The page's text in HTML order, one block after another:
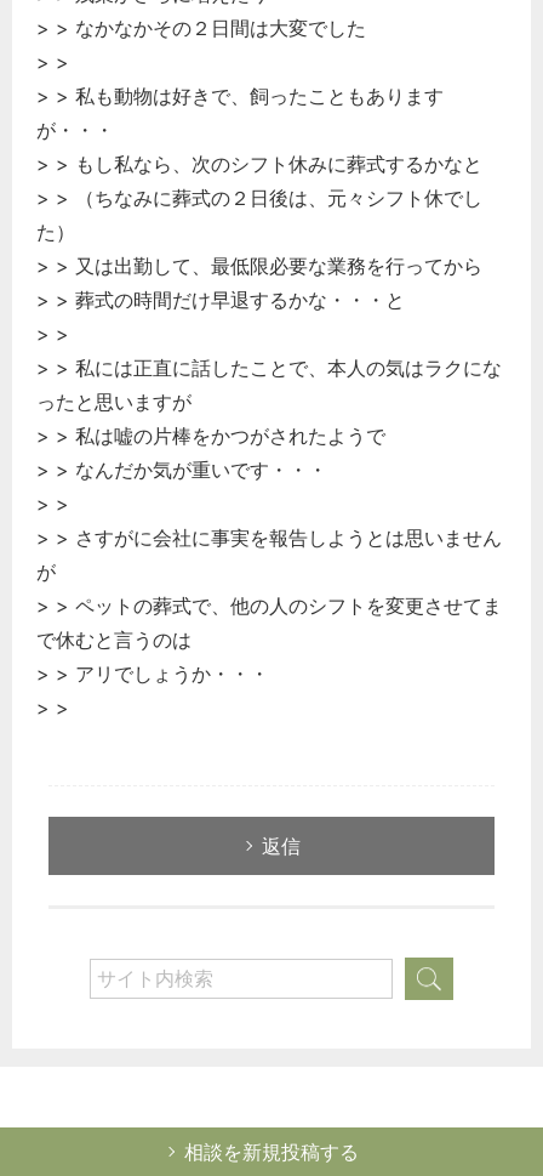
> > なかなかその２日間は大変でした
> >
> > 私も動物は好きで、飼ったこともあります
が・・・
> > もし私なら、次のシフト休みに葬式するかなと
> > （ちなみに葬式の２日後は、元々シフト休でし
た）
> > 又は出勤して、最低限必要な業務を行ってから
> > 葬式の時間だけ早退するかな・・・と
> >
> > 私には正直に話したことで、本人の気はラクにな
ったと思いますが
> > 私は嘘の片棒をかつがされたようで
> > なんだか気が重いです・・・
> >
> > さすがに会社に事実を報告しようとは思いません
が
> > ペットの葬式で、他の人のシフトを変更させてま
で休むと言うのは
> > アリでしょうか・・・
> >
返信
相談を新規投稿する